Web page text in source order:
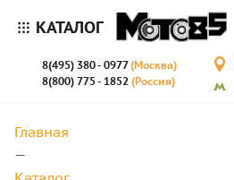
КАТАЛОГ
8(495) 380 - 0977(Москва)
8(800) 775 - 1852 (Россия)
Главная
—